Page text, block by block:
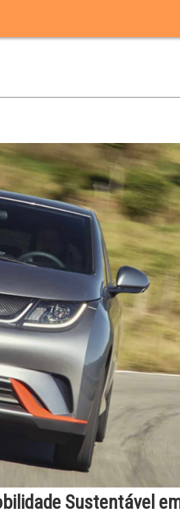
Sustentável